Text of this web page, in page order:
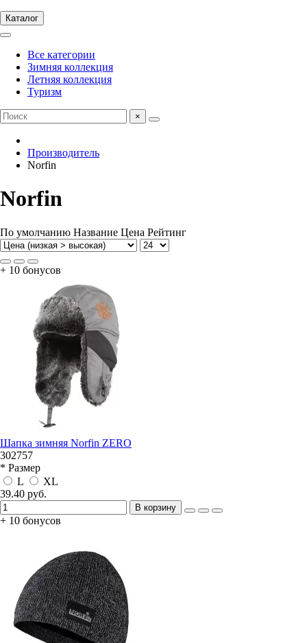
Каталог
Все категории
Зимняя коллекция
Летняя коллекция
Туризм
×
Производитель
Norfin
Norfin
По умолчанию Название Цена Рейтинг
+ 10 бонусов
Шапка зимняя Norfin ZERO
302757
* Размер
L
XL
39.40 руб.
В корзину
+ 10 бонусов